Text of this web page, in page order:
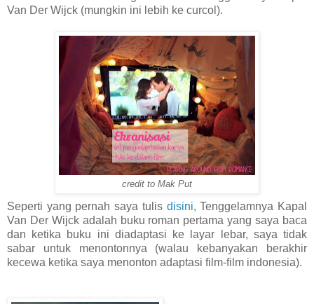
Van Der Wijck (mungkin ini lebih ke curcol).
credit to Mak Put
Seperti yang pernah saya tulis disini,Tenggelamnya Kapal
Van Der Wijck adalah buku roman pertama yang saya baca
dan ketika buku ini diadaptasi ke layar lebar, saya tidak
sabar untuk menontonnya (walau kebanyakan berakhir
kecewa ketika saya menonton adaptasi film-film indonesia).